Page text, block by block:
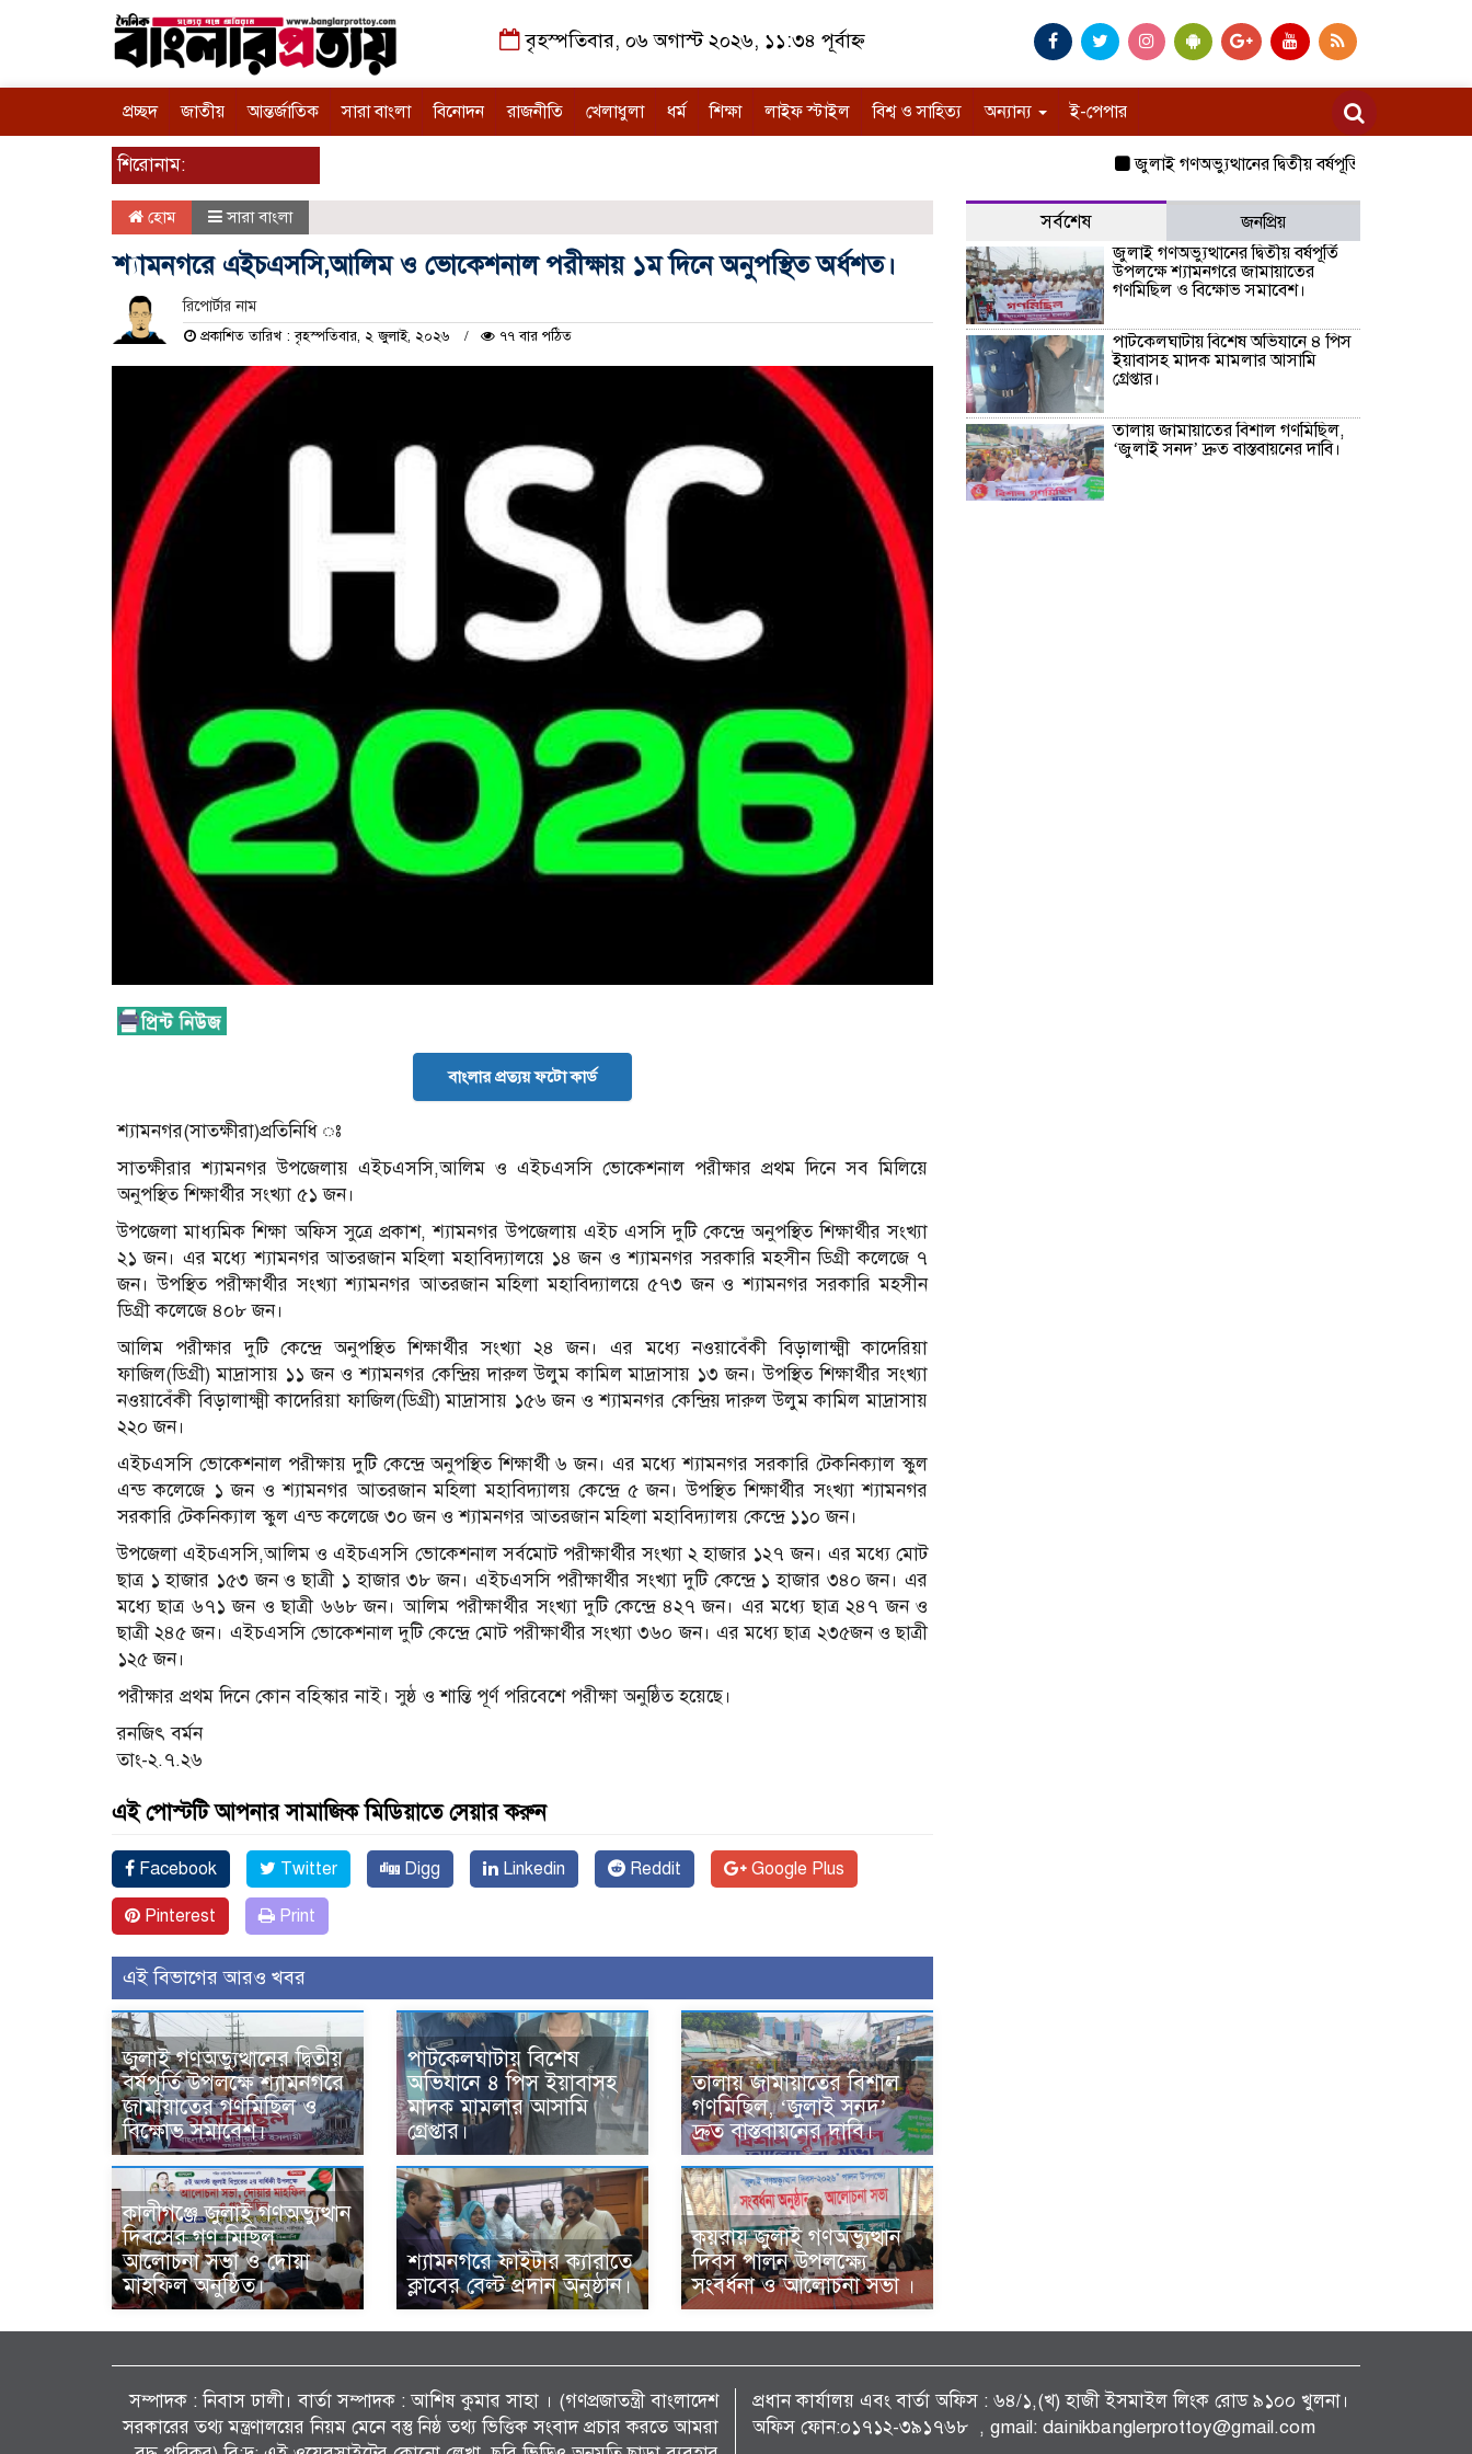
বৃহস্পতিবার, ০৬ অগাস্ট ২০২৬, ১১:৩৪ পূর্বাহ্ন
প্রচ্ছদ জাতীয় আন্তর্জাতিক সারা বাংলা বিনোদন রাজনীতি খেলাধুলা ধর্ম শিক্ষা লাইফ স্টাইল বিশ্ব ও সাহিত্য অন্যান্য ই-পেপার
শিরোনাম: জুলাই গণঅভ্যুত্থানের দ্বিতীয় বর্ষপূর্তি উপলক্ষে
হোম সারা বাংলা
শ্যামনগরে এইচএসসি,আলিম ও ভোকেশনাল পরীক্ষায় ১ম দিনে অনুপস্থিত অর্ধশত।
রিপোর্টার নাম
প্রকাশিত তারিখ : বৃহস্পতিবার, ২ জুলাই, ২০২৬ ৭৭ বার পঠিত
বাংলার প্রত্যয় ফটো কার্ড
শ্যামনগর(সাতক্ষীরা)প্রতিনিধি ঃ
সাতক্ষীরার শ্যামনগর উপজেলায় এইচএসসি,আলিম ও এইচএসসি ভোকেশনাল পরীক্ষার প্রথম দিনে সব মিলিয়ে
অনুপস্থিত শিক্ষার্থীর সংখ্যা ৫১ জন।
উপজেলা মাধ্যমিক শিক্ষা অফিস সুত্রে প্রকাশ, শ্যামনগর উপজেলায় এইচ এসসি দুটি কেন্দ্রে অনুপস্থিত শিক্ষার্থীর সংখ্যা
২১ জন। এর মধ্যে শ্যামনগর আতরজান মহিলা মহাবিদ্যালয়ে ১৪ জন ও শ্যামনগর সরকারি মহসীন ডিগ্রী কলেজে ৭
জন। উপস্থিত পরীক্ষার্থীর সংখ্যা শ্যামনগর আতরজান মহিলা মহাবিদ্যালয়ে ৫৭৩ জন ও শ্যামনগর সরকারি মহসীন
ডিগ্রী কলেজে ৪০৮ জন।
আলিম পরীক্ষার দুটি কেন্দ্রে অনুপস্থিত শিক্ষার্থীর সংখ্যা ২৪ জন। এর মধ্যে নওয়াবেঁকী বিড়ালাক্ষ্মী কাদেরিয়া
ফাজিল(ডিগ্রী) মাদ্রাসায় ১১ জন ও শ্যামনগর কেন্দ্রিয় দারুল উলুম কামিল মাদ্রাসায় ১৩ জন। উপস্থিত শিক্ষার্থীর সংখ্যা
নওয়াবেঁকী বিড়ালাক্ষ্মী কাদেরিয়া ফাজিল(ডিগ্রী) মাদ্রাসায় ১৫৬ জন ও শ্যামনগর কেন্দ্রিয় দারুল উলুম কামিল মাদ্রাসায়
২২০ জন।
এইচএসসি ভোকেশনাল পরীক্ষায় দুটি কেন্দ্রে অনুপস্থিত শিক্ষার্থী ৬ জন। এর মধ্যে শ্যামনগর সরকারি টেকনিক্যাল স্কুল
এন্ড কলেজে ১ জন ও শ্যামনগর আতরজান মহিলা মহাবিদ্যালয় কেন্দ্রে ৫ জন। উপস্থিত শিক্ষার্থীর সংখ্যা শ্যামনগর
সরকারি টেকনিক্যাল স্কুল এন্ড কলেজে ৩০ জন ও শ্যামনগর আতরজান মহিলা মহাবিদ্যালয় কেন্দ্রে ১১০ জন।
উপজেলা এইচএসসি,আলিম ও এইচএসসি ভোকেশনাল সর্বমোট পরীক্ষার্থীর সংখ্যা ২ হাজার ১২৭ জন। এর মধ্যে মোট
ছাত্র ১ হাজার ১৫৩ জন ও ছাত্রী ১ হাজার ৩৮ জন। এইচএসসি পরীক্ষার্থীর সংখ্যা দুটি কেন্দ্রে ১ হাজার ৩৪০ জন। এর
মধ্যে ছাত্র ৬৭১ জন ও ছাত্রী ৬৬৮ জন। আলিম পরীক্ষার্থীর সংখ্যা দুটি কেন্দ্রে ৪২৭ জন। এর মধ্যে ছাত্র ২৪৭ জন ও
ছাত্রী ২৪৫ জন। এইচএসসি ভোকেশনাল দুটি কেন্দ্রে মোট পরীক্ষার্থীর সংখ্যা ৩৬০ জন। এর মধ্যে ছাত্র ২৩৫জন ও ছাত্রী
১২৫ জন।
পরীক্ষার প্রথম দিনে কোন বহিস্কার নাই। সুষ্ঠ ও শান্তি পূর্ণ পরিবেশে পরীক্ষা অনুষ্ঠিত হয়েছে।
রনজিৎ বর্মন
তাং-২.৭.২৬
এই পোস্টটি আপনার সামাজিক মিডিয়াতে সেয়ার করুন
Facebook Twitter Digg Linkedin Reddit Google Plus
Pinterest Print
এই বিভাগের আরও খবর
জুলাই গণঅভ্যুত্থানের দ্বিতীয়
বর্ষপূর্তি উপলক্ষে শ্যামনগরে
জামায়াতের গণমিছিল ও
বিক্ষোভ সমাবেশ।
পাটকেলঘাটায় বিশেষ
অভিযানে ৪ পিস ইয়াবাসহ
মাদক মামলার আসামি
গ্রেপ্তার।
তালায় জামায়াতের বিশাল
গণমিছিল, ‘জুলাই সনদ’
দ্রুত বাস্তবায়নের দাবি।
কালীগঞ্জে জুলাই গণঅভ্যুত্থান
দিবসের গণ মিছিল
আলোচনা সভা ও দোয়া
মাহফিল অনুষ্ঠিত।
শ্যামনগরে ফাইটার ক্যারাতে
ক্লাবের বেল্ট প্রদান অনুষ্ঠান।
কয়রায় জুলাই গণঅভ্যুত্থান
দিবস পালন উপলক্ষ্যে
সংবর্ধনা ও আলোচনা সভা ।
সর্বশেষ
জনপ্রিয়
জুলাই গণঅভ্যুত্থানের দ্বিতীয় বর্ষপূর্তি
উপলক্ষে শ্যামনগরে জামায়াতের
গণমিছিল ও বিক্ষোভ সমাবেশ।
পাটকেলঘাটায় বিশেষ অভিযানে ৪ পিস
ইয়াবাসহ মাদক মামলার আসামি
গ্রেপ্তার।
তালায় জামায়াতের বিশাল গণমিছিল,
‘জুলাই সনদ’ দ্রুত বাস্তবায়নের দাবি।
সম্পাদক : নিবাস ঢালী। বার্তা সম্পাদক : আশিষ কুমাৱ সাহা । (গণপ্রজাতন্ত্রী বাংলাদেশ
সরকারের তথ্য মন্ত্রণালয়ের নিয়ম মেনে বস্তু নিষ্ঠ তথ্য ভিত্তিক সংবাদ প্রচার করতে আমরা
প্রধান কার্যালয় এবং বার্তা অফিস : ৬৪/১,(খ) হাজী ইসমাইল লিংক রোড ৯১০০ খুলনা।
অফিস ফোন:০১৭১২-৩৯১৭৬৮ , gmail: dainikbanglerprottoy@gmail.com